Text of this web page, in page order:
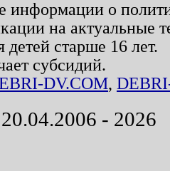
информации о
на актуальные
старше 16 лет.
субсидий.
DV.COM,
- 2026